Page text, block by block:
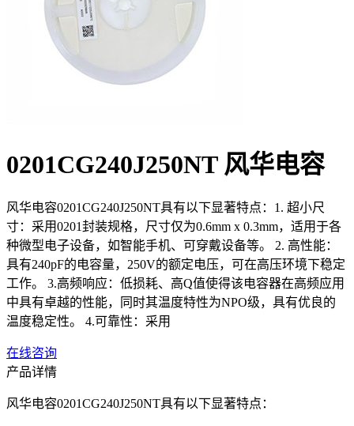
0201CG240J250NT 风华电容
风华电容0201CG240J250NT具有以下显著特点：1. 超小尺
寸：采用0201封装规格，尺寸仅为0.6mm x 0.3mm，适用于各
种微型电子设备，如智能手机、可穿戴设备等。 2. 高性能：
具有240pF的电容量，250V的额定电压，可在高压环境下稳定
工作。 3.高频响应：低损耗、高Q值使得该电容器在高频应用
中具有卓越的性能，同时其温度特性为NPO级，具有优良的
温度稳定性。 4.可靠性：采用
在线咨询
产品详情
风华电容0201CG240J250NT具有以下显著特点：